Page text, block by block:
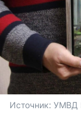
Источник: УМВД